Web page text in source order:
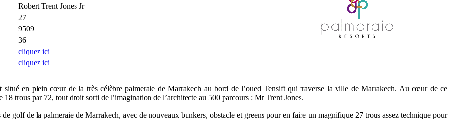
Robert Trent Jones Jr
27
9509
36
cliquez ici
cliquez ici
en plein cœur de la très célèbre palmeraie de Marrakech au bord de l’oued Tensift qui traverse la ville de Marrakech. Au cœur de ce
trous par 72, tout droit sorti de l’imagination de l’architecte au 500 parcours : Mr Trent Jones.
golf de la palmeraie de Marrakech, avec de nouveaux bunkers, obstacle et greens pour en faire un magnifique 27 trous assez technique pour